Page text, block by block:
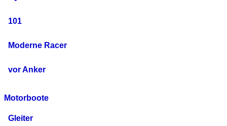
101
Moderne Racer
vor Anker
Motorboote
Gleiter